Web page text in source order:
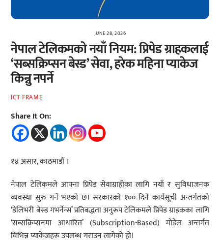
JUNE 28, 2026
नेपाल टेलिकमको नयाँ नियम: प्रिपेड ग्राहकलाई
‘सब्सक्रिप्सन बेस्ड’ सेवा, हरेक महिना प्याकेज
किन्नु नपर्ने
ICT FRAME
Share It On:
१४ असार, काठमाडौं ।
नेपाल टेलिकमले आफ्ना प्रिपेड सेवाग्राहीका लागि नयाँ र सुविधाजनक
व्यवस्था सुरु गर्ने भएको छ। सरकारको १०० दिने कार्यसूची अन्तर्गतको
‘डेलिभरी बेस्ड गभर्नेन्स’ प्रतिबद्धता अनुरूप टेलिकमले प्रिपेड ग्राहकका लागि
‘सब्सक्रिप्सनमा आधारित’ (Subscription-Based) मोडेल अन्तर्गत
विभिन्न प्याकेजहरू उपलब्ध गराउन लागेको हो।